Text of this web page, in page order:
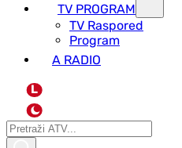
TV PROGRAM
ТV Raspored
Program
A RADIO
L